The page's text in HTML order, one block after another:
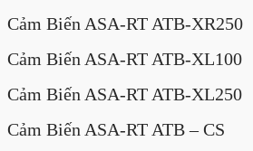
Cảm Biến ASA-RT ATB-XR250
Cảm Biến ASA-RT ATB-XL100
Cảm Biến ASA-RT ATB-XL250
Cảm Biến ASA-RT ATB – CS